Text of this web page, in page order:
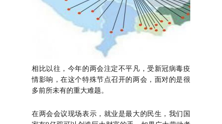
相比以往，今年的两会注定不平凡，受新冠病毒疫
情影响，在这个特殊节点召开的两会，面对的是很
多前所未有的重大难题。
在两会会议现场表示，就业是最大的民生，我们国